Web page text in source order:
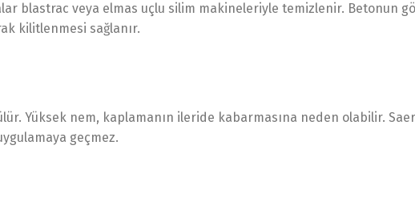
blastrac veya elmas uçlu silim makineleriyle temizlenir. Betonun
kilitlenmesi sağlanır.
Yüksek nem, kaplamanın ileride kabarmasına neden olabilir.
geçmez.